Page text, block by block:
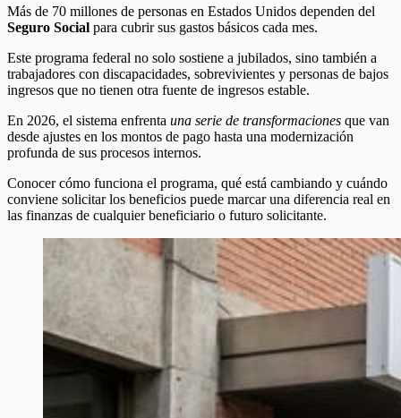
Más de 70 millones de personas en Estados Unidos dependen del
Seguro Social para cubrir sus gastos básicos cada mes.
Este programa federal no solo sostiene a jubilados, sino también a
trabajadores con discapacidades, sobrevivientes y personas de bajos
ingresos que no tienen otra fuente de ingresos estable.
En 2026, el sistema enfrenta una serie de transformaciones que van
desde ajustes en los montos de pago hasta una modernización
profunda de sus procesos internos.
Conocer cómo funciona el programa, qué está cambiando y cuándo
conviene solicitar los beneficios puede marcar una diferencia real en
las finanzas de cualquier beneficiario o futuro solicitante.